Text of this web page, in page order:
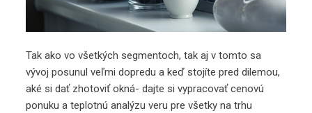
Tak ako vo všetkých segmentoch, tak aj v tomto sa
vývoj posunul veľmi dopredu a keď stojíte pred dilemou,
aké si dať zhotoviť okná- dajte si vypracovať cenovú
ponuku a teplotnú analýzu veru pre všetky na trhu